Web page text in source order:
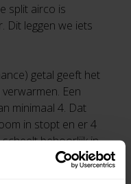
split airco is
Dit leggen we iets
getal geeft het
Een
minimaal 4. Dat
in stopt en er 4
behoorlijk in